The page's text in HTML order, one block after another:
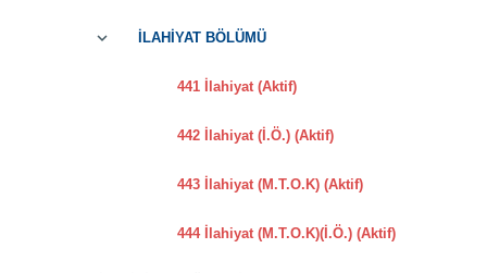
İLAHİYAT BÖLÜMÜ
441 İlahiyat (Aktif)
442 İlahiyat (İ.Ö.) (Aktif)
443 İlahiyat (M.T.O.K) (Aktif)
444 İlahiyat (M.T.O.K)(İ.Ö.) (Aktif)